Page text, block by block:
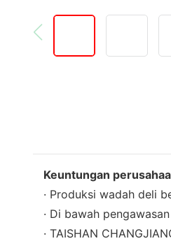
Keuntungan
· Produksi wadah deli
· Di bawah
· TAISHAN